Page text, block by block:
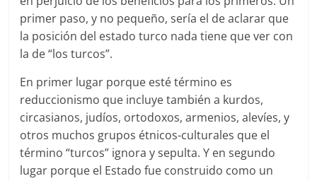
primer paso, y no pequeño, sería el de aclarar que
la posición del estado turco nada tiene que ver con
la de “los turcos”.
En primer lugar porque esté término es
reduccionismo que incluye también a kurdos,
circasianos, judíos, ortodoxos, armenios, alevíes, y
otros muchos grupos étnicos-culturales que el
término “turcos” ignora y sepulta. Y en segundo
lugar porque el Estado fue construido como un